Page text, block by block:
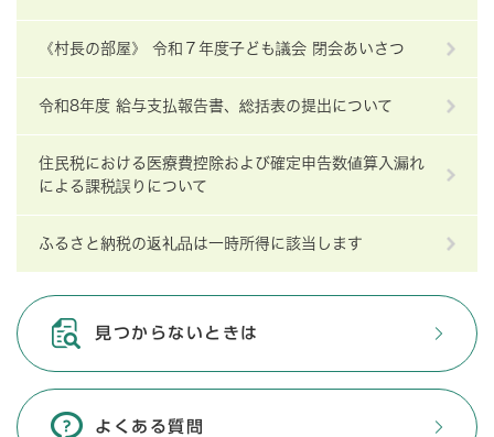
《村長の部屋》 令和７年度子ども議会 閉会あいさつ
令和8年度 給与支払報告書、総括表の提出について
住民税における医療費控除および確定申告数値算入漏れ
による課税誤りについて
ふるさと納税の返礼品は一時所得に該当します
見つからないときは
よくある質問